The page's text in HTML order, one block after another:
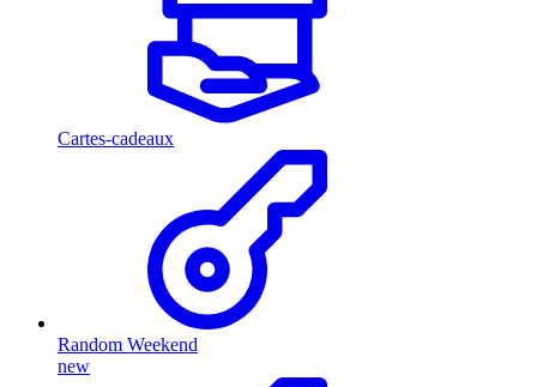
Cartes-cadeaux
Random Weekend
new